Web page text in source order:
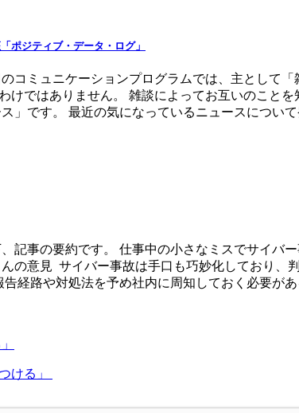
ポジティブ・データ・ログ」
コミュニケーションプログラムでは、主として
けではありません。 雑談によってお互いのこと
」です。 最近の気になっているニュースについ
記事の要約です。 仕事中の小さなミスでサイバ
の意見 サイバー事故は手口も巧妙化しており
経路や対処法を予め社内に周知しておく必要が
ける」